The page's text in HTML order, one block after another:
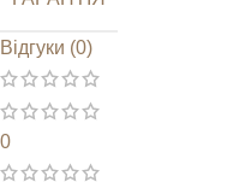
Відгуки (0)
0